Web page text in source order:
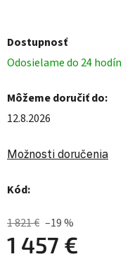
Dostupnosť
Odosielame do 24 hodín
Môžeme doručiť do:
12.8.2026
Možnosti doručenia
Kód:
1 821 € –19 %
1 457 €